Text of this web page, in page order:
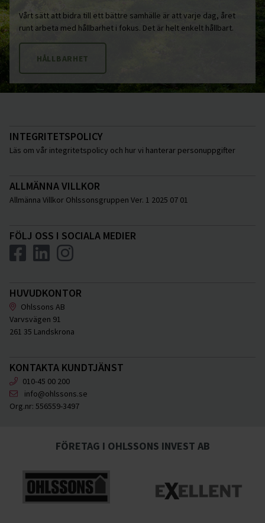
Vårt sätt att bidra till ett bättre samhälle är att varje dag, året
runt arbeta med hållbarhet i fokus. Det är helt enkelt hållbart.
HÅLLBARHET
INTEGRITETSPOLICY
Läs om vår integritetspolicy och hur vi hanterar personuppgifter
ALLMÄNNA VILLKOR
Allmänna Villkor Ohlssonsgruppen Ver. 1 2025 07 01
FÖLJ OSS I SOCIALA MEDIER
HUVUDKONTOR
Ohlssons AB
Varvsvägen 91
261 35 Landskrona
KONTAKTA KUNDTJÄNST
010-45 00 200
info@ohlssons.se
Org.nr: 556559-3497
FÖRETAG I OHLSSONS INVEST AB